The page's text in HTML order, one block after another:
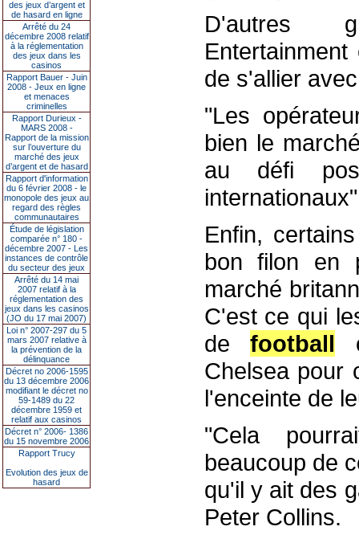
des jeux d’argent et
de hasard en ligne
Arrêté du 24
décembre 2008 relatif
à la réglementation
des jeux dans les
casinos
Rapport Bauer - Juin
2008 - Jeux en ligne
et menaces
criminelles
Rapport Durieux -
MARS 2008 -
Rapport de la mission
sur l’ouverture du
marché des jeux
d’argent et de hasard
Rapport d'information
du 6 février 2008 - le
monopole des jeux au
regard des règles
communautaires
Étude de législation
comparée n° 180 -
décembre 2007 - Les
instances de contrôle
du secteur des jeux
Arrêté du 14 mai
2007 relatif à la
réglementation des
jeux dans les casinos
(JO du 17 mai 2007)
Loi n° 2007-297 du 5
mars 2007 relative à
la prévention de la
délinquance
Décret no 2006-1595
du 13 décembre 2006
modifiant le décret no
59-1489 du 22
décembre 1959 et
relatif aux casinos
Décret n° 2006- 1386
du 15 novembre 2006
Rapport Trucy
Evolution des jeux de
hasard
D'autres
de s'allier
"Les
bien le
au défi
Enfin,
bon filon en
marché
C'est ce qui
defootball
Chelsea pour
l'enceinte de
"Cela
beaucoup de
qu'il y ait des
Peter Collins.